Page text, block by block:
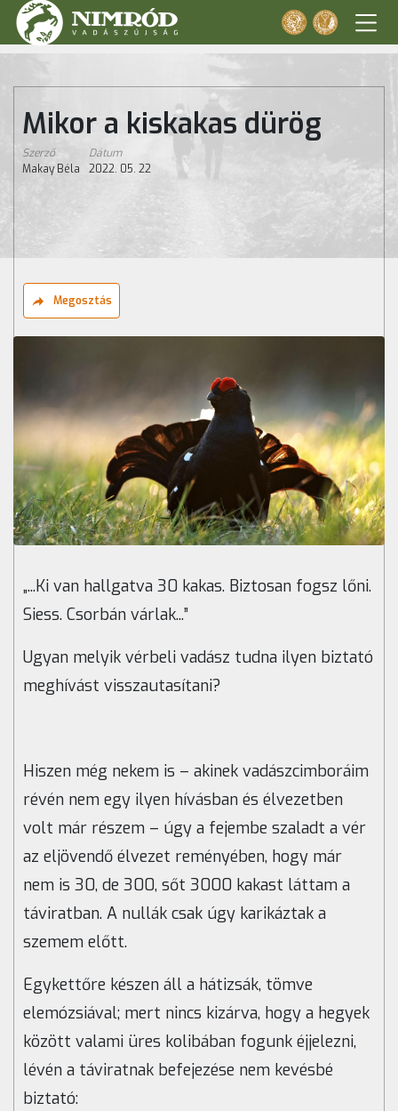
Mikor a kiskakas dürög
Szerző
Makay Béla
Dátum
2022. 05. 22
Megosztás
„...Ki van hallgatva 30 kakas. Biztosan fogsz lőni.
Siess. Csorbán várlak...”
Ugyan melyik vérbeli vadász tudna ilyen biztató
meghívást visszautasítani?
Hiszen még nekem is – akinek vadászcimboráim
révén nem egy ilyen hívásban és élvezetben
volt már részem – úgy a fejembe szaladt a vér
az eljövendő élvezet reményében, hogy már
nem is 30, de 300, sőt 3000 kakast láttam a
táviratban. A nullák csak úgy karikáztak a
szemem előtt.
Egykettőre készen áll a hátizsák, tömve
elemózsiával; mert nincs kizárva, hogy a hegyek
között valami üres kolibában fogunk éjjelezni,
lévén a táviratnak befejezése nem kevésbé
biztató: